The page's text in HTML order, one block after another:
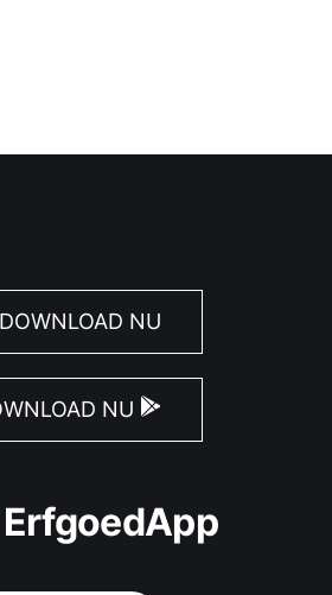
DOWNLOAD NU
NU